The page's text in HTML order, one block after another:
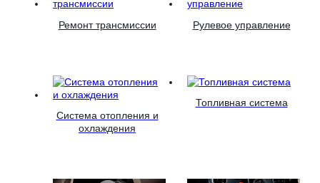
Ремонт трансмиссии Рулевое управление
Система отопления и
охлаждения
Топливная система